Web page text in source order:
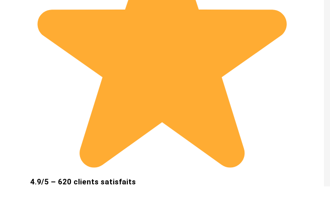
4.9/5 – 620 clients satisfaits